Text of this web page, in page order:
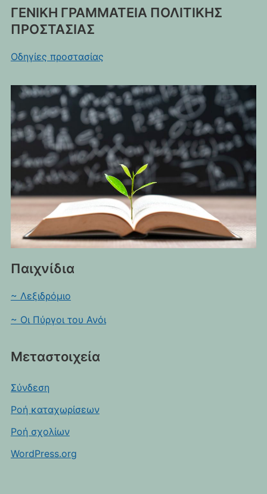
ΓΕΝΙΚΗ ΓΡΑΜΜΑΤΕΙΑ ΠΟΛΙΤΙΚΗΣ
ΠΡΟΣΤΑΣΙΑΣ
Οδηγίες προστασίας
Παιχνίδια
~ Λεξιδρόμιο
~ Οι Πύργοι του Ανόι
Μεταστοιχεία
Σύνδεση
Ροή καταχωρίσεων
Ροή σχολίων
WordPress.org